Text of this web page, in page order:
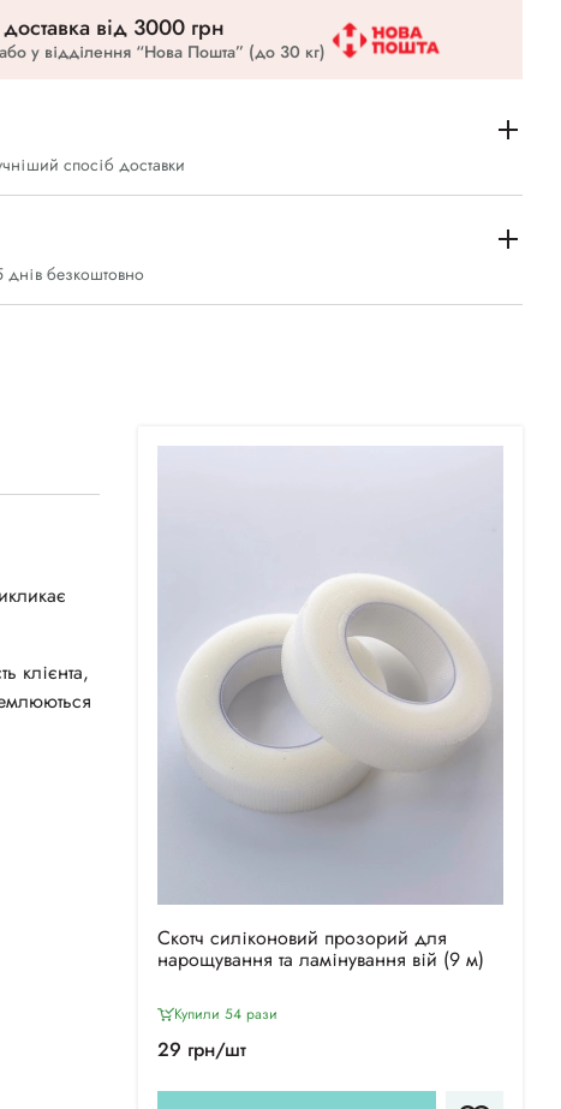
вiд 3000 грн
у відділення “Нова Пошта” (до 30 кг)
спосіб доставки
днів безкоштовно
клієнта,
Скотч силіконовий прозорий для
нарощування та ламінування вій (9 м)
Купили 54 рази
29 грн/шт